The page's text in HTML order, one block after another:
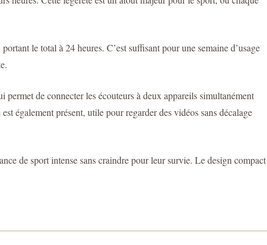
le total à 24 heures. C’est suffisant pour une semaine d’usage
de connecter les écouteurs à deux appareils simultanément
également présent, utile pour regarder des vidéos sans décalage
de sport intense sans craindre pour leur survie. Le design compact